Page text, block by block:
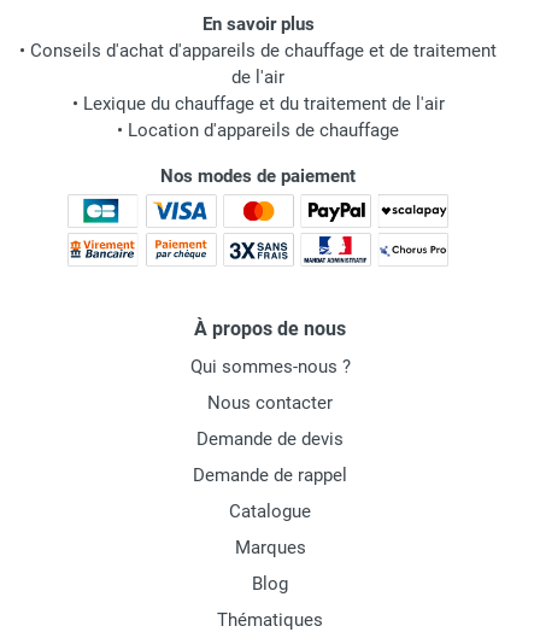
En savoir plus
• Conseils d'achat d'appareils de chauffage et de traitement
de l'air
• Lexique du chauffage et du traitement de l'air
• Location d'appareils de chauffage
Nos modes de paiement
À propos de nous
Qui sommes-nous ?
Nous contacter
Demande de devis
Demande de rappel
Catalogue
Marques
Blog
Thématiques